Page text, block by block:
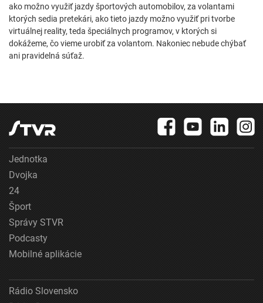
ako možno využiť jazdy športových automobilov, za volantami
ktorých sedia pretekári, ako tieto jazdy možno využiť pri tvorbe
virtuálnej reality, teda špeciálnych programov, v ktorých si
dokážeme, čo vieme urobiť za volantom. Nakoniec nebude chýbať
ani pravidelná súťaž.
Jednotka
Dvojka
24
Šport
Správy STVR
Podcasty
Mobilné aplikácie
Rádio Slovensko